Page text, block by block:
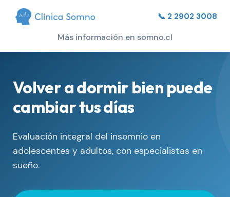
📞 2 2902 3008
Más información en somno.cl
Volver a dormir bien puede
cambiar tus días
Evaluación integral del insomnio en
adolescentes y adultos, con especialistas en
sueño.